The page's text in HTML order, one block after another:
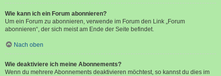
Wie kann ich ein Forum abonnieren?
Um ein Forum zu abonnieren, verwende im Forum den Link „Forum
abonnieren“, der sich meist am Ende der Seite befindet.
Nach oben
Wie deaktiviere ich meine Abonnements?
Wenn du mehrere Abonnements deaktivieren möchtest, so kannst du dies im